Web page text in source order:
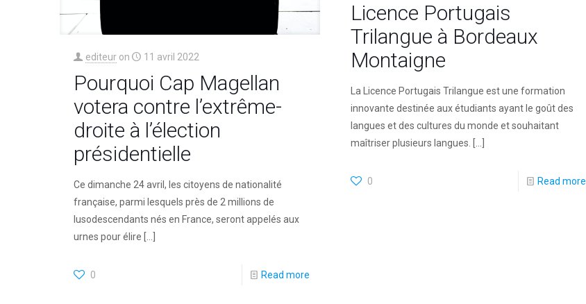
editeur on 11 avril 2022
Pourquoi Cap Magellan
votera contre l’extrême-
droite à l’élection
présidentielle
Ce dimanche 24 avril, les citoyens de nationalité
française, parmi lesquels près de 2 millions de
lusodescendants nés en France, seront appelés aux
urnes pour élire
0 Read more
Licence Portugais
Trilangue à Bordeaux
Montaigne
La Licence Portugais Trilangue est une formation
innovante destinée aux étudiants ayant le goût des
langues et des cultures du monde et souhaitant
maîtriser plusieurs langues.
0 Read more